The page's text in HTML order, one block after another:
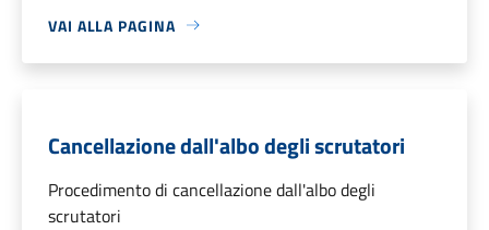
VAI ALLA PAGINA
Cancellazione dall'albo degli scrutatori
Procedimento di cancellazione dall'albo degli
scrutatori